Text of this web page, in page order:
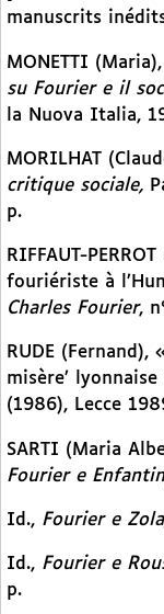
manuscrits
MONETTI (Maria),
su Fourier e il
la Nuova Italia,
MORILHAT
critique sociale,
p.
RIFFAUT-
fouriériste à
Charles Fourier,
RUDE (Fernand),
misère’ lyonnaise
(1986), Lecce
SARTI (Maria
Fourier e
Id., Fourier e
Id., Fourier e
p.